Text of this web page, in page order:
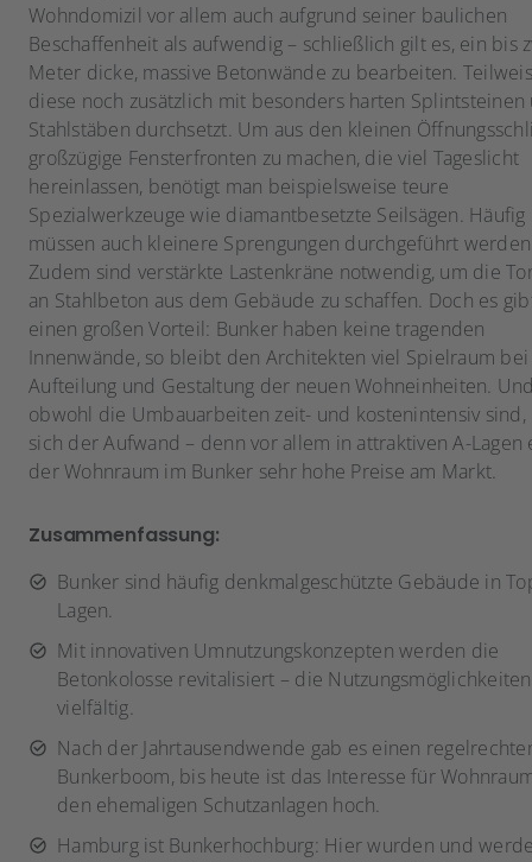
Wohndomizil vor allem auch aufgrund seiner baulichen
Beschaffenheit als aufwendig – schließlich gilt es, ein bis
Meter dicke, massive Betonwände zu bearbeiten.
diese noch zusätzlich mit besonders harten Splintsteinen
Stahlstäben durchsetzt. Um aus den kleinen
großzügige Fensterfronten zu machen, die viel Tageslicht
hereinlassen, benötigt man beispielsweise teure
Spezialwerkzeuge wie diamantbesetzte Seilsägen. Häufig
müssen auch kleinere Sprengungen durchgeführt
Zudem sind verstärkte Lastenkräne notwendig, um die
an Stahlbeton aus dem Gebäude zu schaffen. Doch es
einen großen Vorteil: Bunker haben keine tragenden
Innenwände, so bleibt den Architekten viel Spielraum
Aufteilung und Gestaltung der neuen Wohneinheiten.
obwohl die Umbauarbeiten zeit- und kostenintensiv sind,
sich der Aufwand – denn vor allem in attraktiven A-Lagen
der Wohnraum im Bunker sehr hohe Preise am Markt.
Zusammenfassung:
Bunker sind häufig denkmalgeschützte Gebäude in
Lagen.
Mit innovativen Umnutzungskonzepten werden die
Betonkolosse revitalisiert – die
vielfältig.
Nach der Jahrtausendwende gab es einen
Bunkerboom, bis heute ist das Interesse für
den ehemaligen Schutzanlagen hoch.
Hamburg ist Bunkerhochburg: Hier wurden und